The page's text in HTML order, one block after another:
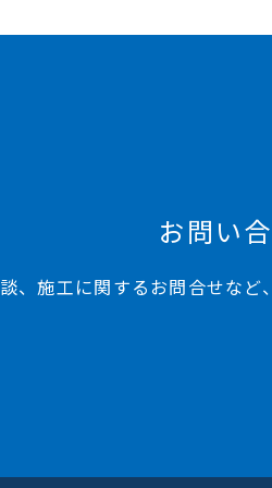
お問い
、施工に関するお問合せな